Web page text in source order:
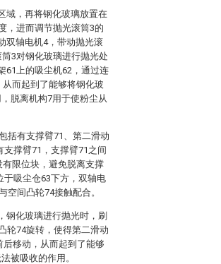
域，再将钢化玻璃放置在
，进而调节抛光滚筒3的
双轴电机4，带动抛光滚
3对钢化玻璃进行抛光处
61上的吸尘机62，通过连
而起到了能够将钢化玻
脱离机构7用于使粉尘从
括有支撑臂71、第二滑动
撑臂71，支撑臂71之间
限位块，避免脱离支撑
于吸尘仓63下方，双轴电
空间凸轮74接触配合。
钢化玻璃进行抛光时，刷
轮74旋转，使得第二滑动
移动，从而起到了能够
被吸收的作用。